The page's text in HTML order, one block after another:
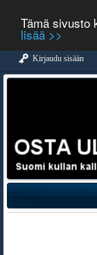
Tämä sivusto
lisää >>
Kirjaudu sisään